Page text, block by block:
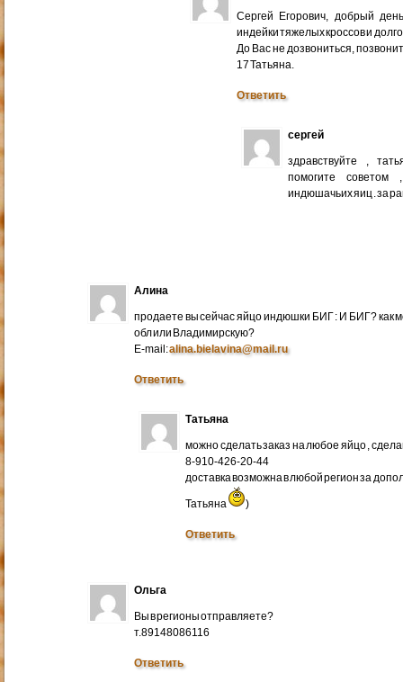
Сергей Егорович, добрый
индейки тяжелых кроссов и
До Вас не дозвониться,
17 Татьяна.
Ответить
сергей
здравствуйте ,
помогите
индюшачьих яиц . за
Алина
продаете вы сейчас яйцо индюшки БИГ : И БИГ? как
обл или Владимирскую?
E-mail:alina.bielavina@mail.ru
Ответить
Татьяна
можно сделать заказ на любое яйцо ,
8-910-426-20-44
доставка возможна в любой регион за
Татьяна )
Ответить
Ольга
Вы в регионы отправляете?
т.89148086116
Ответить